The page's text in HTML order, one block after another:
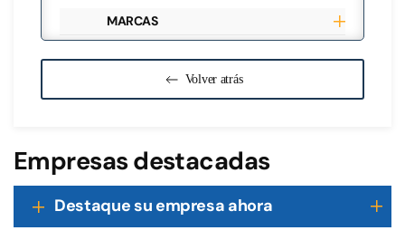
MARCAS
Volver atrás
Empresas destacadas
Destaque su empresa ahora